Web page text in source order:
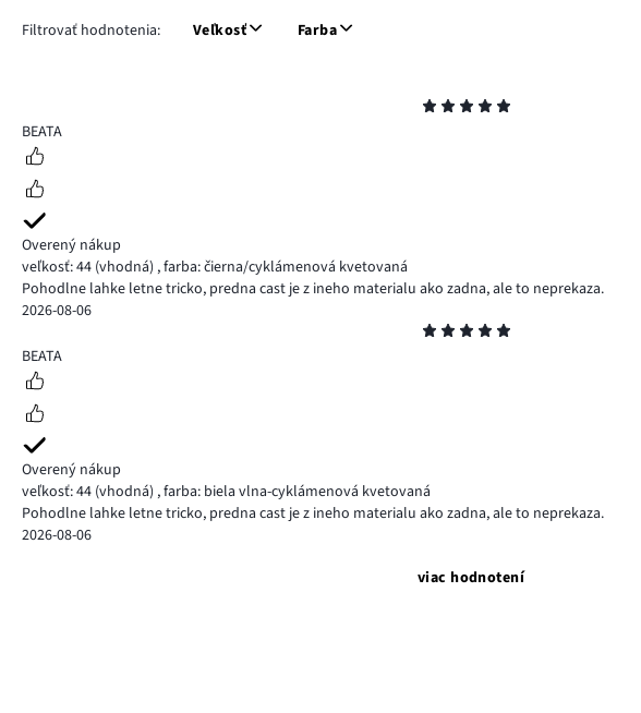
Filtrovať hodnotenia: Veľkosť Farba
5
BEATA
Overený nákup
veľkosť: 44 (vhodná) ,farba: čierna/cyklámenová kvetovaná
Pohodlne lahke letne tricko, predna cast je z ineho materialu ako zadna, ale to neprekaza.
2026-08-06
5
BEATA
Overený nákup
veľkosť: 44 (vhodná) ,farba: biela vlna-cyklámenová kvetovaná
Pohodlne lahke letne tricko, predna cast je z ineho materialu ako zadna, ale to neprekaza.
2026-08-06
viac hodnotení